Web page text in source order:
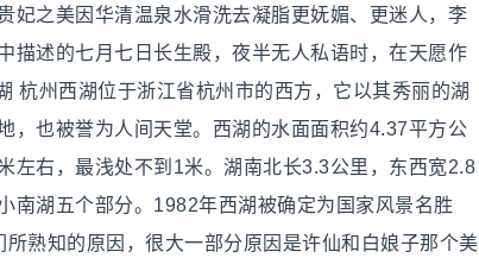
妃之美因华清温泉水滑洗去凝脂更妩媚、更迷人，李
描述的七月七日长生殿，夜半无人私语时，在天愿作
杭州西湖位于浙江省杭州市的西方，它以其秀丽的湖
，也被誉为人间天堂。西湖的水面面积约4.37平方公
左右，最浅处不到1米。湖南北长3.3公里，东西宽2.8
南湖五个部分。1982年西湖被确定为国家风景名胜
熟知的原因，很大一部分原因是许仙和白娘子那个美